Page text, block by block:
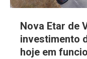
Nova Etar de
investimento
hoje em